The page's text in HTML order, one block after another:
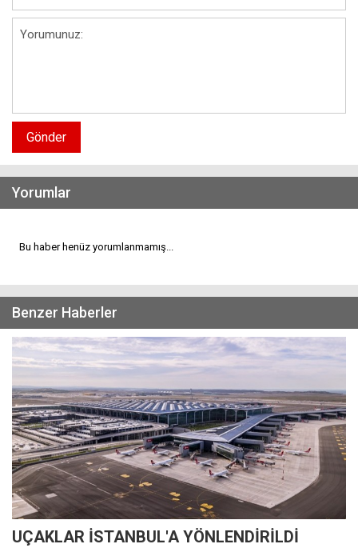
Gönder
Yorumlar
Bu haber henüz yorumlanmamış...
Benzer Haberler
UÇAKLAR İSTANBUL'A YÖNLENDİRİLDİ